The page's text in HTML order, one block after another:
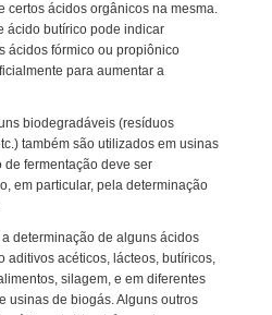
certos ácidos orgânicos na mesma.
ácido butírico pode indicar
ácidos fórmico ou propiônico
para aumentar a
biodegradáveis (resíduos
também são utilizados em usinas
fermentação deve ser
em particular, pela determinação
determinação de alguns ácidos
aditivos acéticos, lácteos, butíricos,
silagem, e em diferentes
usinas de biogás. Alguns outros